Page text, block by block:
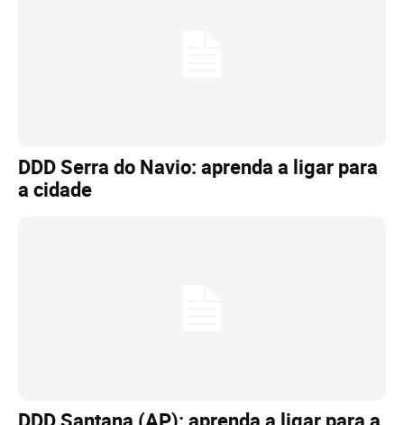
DDD Serra do Navio: aprenda a ligar para
a cidade
DDD Santana (AP): aprenda a ligar para a